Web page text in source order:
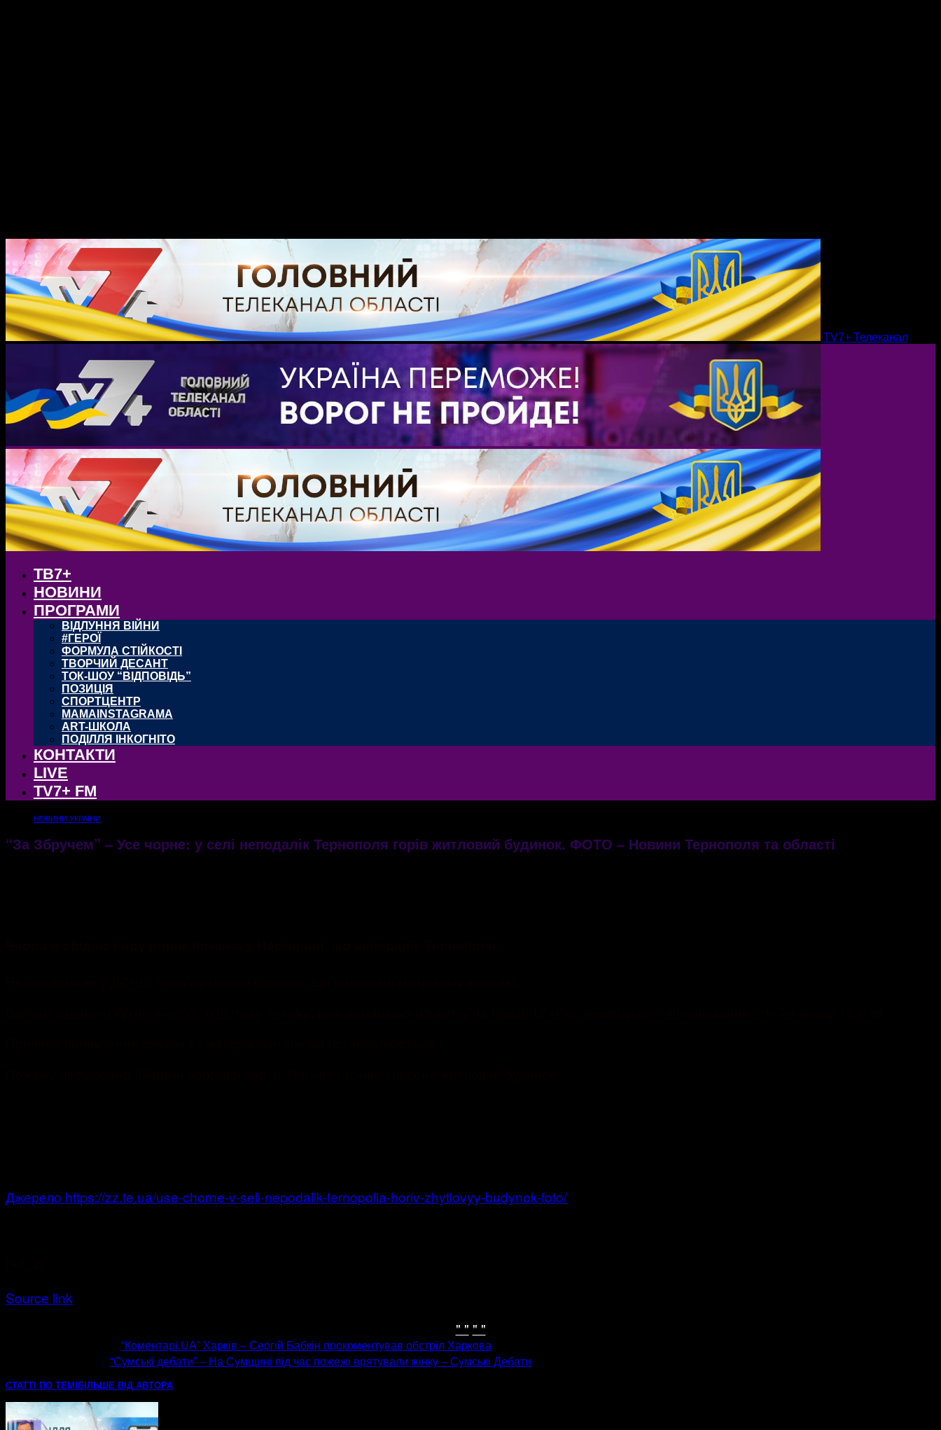
TV7+ Телеканал
ТВ7+
НОВИНИ
ПРОГРАМИ
ВІДЛУННЯ ВІЙНИ
#ГЕРОЇ
ФОРМУЛА СТІЙКОСТІ
ТВОРЧИЙ ДЕСАНТ
ТОК-ШОУ “ВІДПОВІДЬ”
ПОЗИЦІЯ
СПОРТЦЕНТР
MAMAINSTAGRAMA
ART-ШКОЛА
ПОДІЛЛЯ ІНКОГНІТО
КОНТАКТИ
LIVE
TV7+ FM
НОВИНИ УКРАЇНИ
“За Збручем” – Усе чорне: у селі неподалік Тернополя горів житловий будинок. ФОТО – Новини Тернополя та області
Джерело https://zz.te.ua/use-chorne-v-seli-nepodalik-ternopolia-horiv-zhytlovyy-budynok-foto/
Source link
" " " "
“Коментарі.UA” Харків – Сергій Бабкін прокоментував обстріл Харкова
“Сумські дебати” – На Сумщині під час пожежі врятували жінку – Сумські Дебати
СТАТТІ ПО ТЕМІ БІЛЬШЕ ВІД АВТОРА